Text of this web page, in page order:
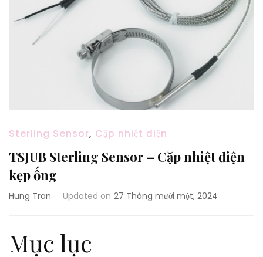
Sterling Sensor, Cặp nhiệt điện
TSJUB Sterling Sensor – Cặp nhiệt điện
kẹp ống
Hung Tran Updated on 27 Tháng mười một, 2024
Mục lục